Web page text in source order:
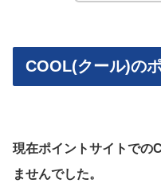
COOL(クール)の
現在ポイントサイトでの
ませんでした。